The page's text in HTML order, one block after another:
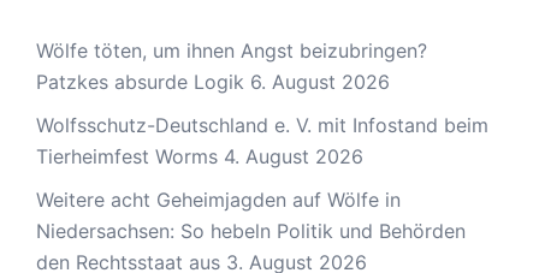
Wölfe töten, um ihnen Angst beizubringen?
Patzkes absurde Logik 6. August 2026
Wolfsschutz-Deutschland e. V. mit Infostand beim
Tierheimfest Worms 4. August 2026
Weitere acht Geheimjagden auf Wölfe in
Niedersachsen: So hebeln Politik und Behörden
den Rechtsstaat aus 3. August 2026